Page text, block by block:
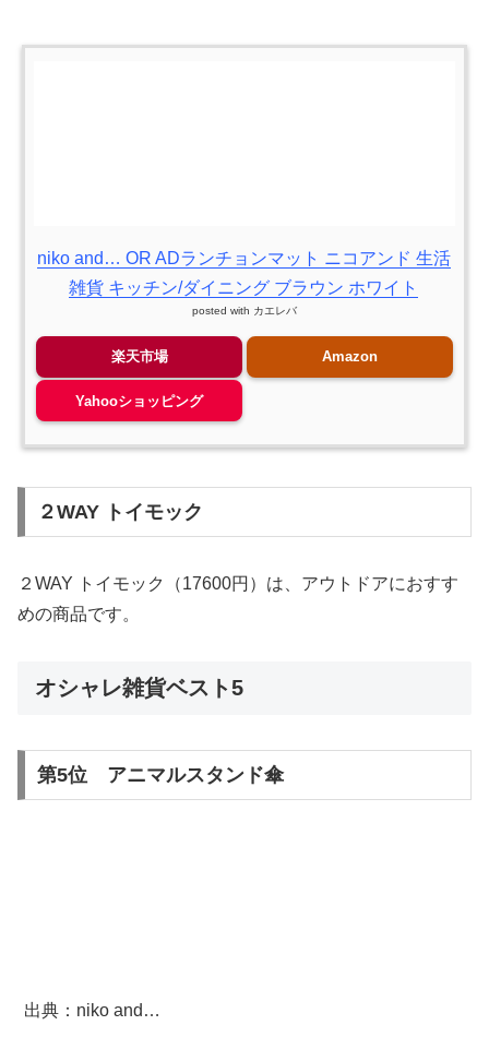
niko and… OR ADランチョンマット ニコアンド 生活
雑貨 キッチン/ダイニング ブラウン ホワイト
posted with カエレバ
楽天市場 Amazon
Yahooショッピング
２WAY トイモック
２WAY トイモック（17600円）は、アウトドアにおすす
めの商品です。
オシャレ雑貨ベスト5
第5位 アニマルスタンド傘
出典：niko and…